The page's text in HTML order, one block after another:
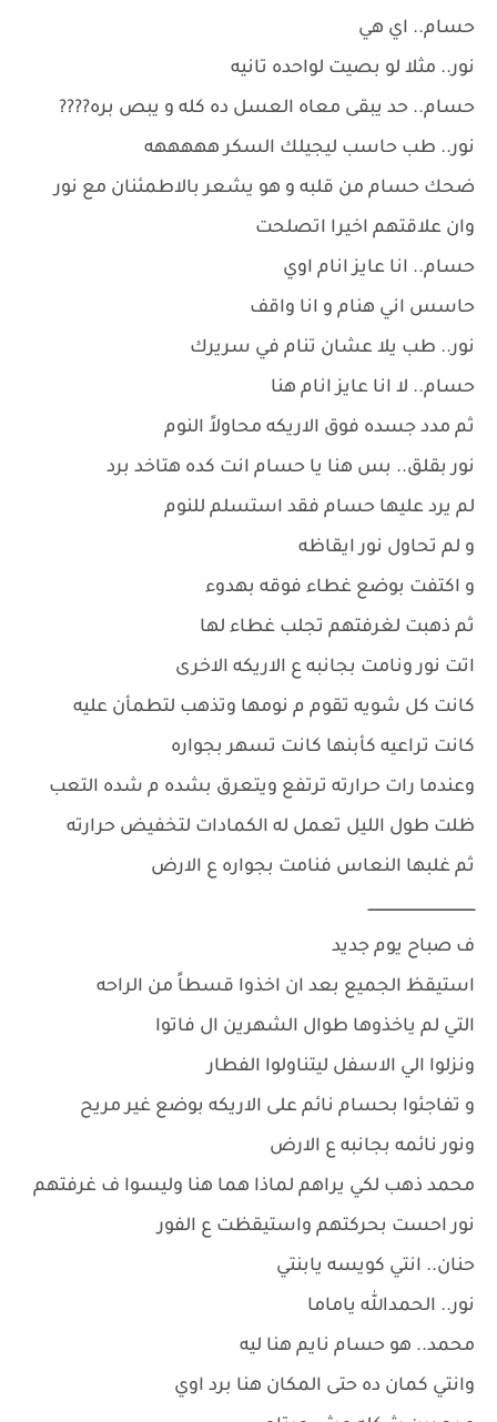
حسام.. اي هي
نور.. مثلا لو بصيت لواحده تانيه
حسام.. حد يبقى معاه العسل ده كله و يبص بره????
نور.. طب حاسب ليجيلك السكر هههههه
ضحك حسام من قلبه و هو يشعر بالاطمئنان مع نور
وان علاقتهم اخيرا اتصلحت
حسام.. انا عايز انام اوي
حاسس اني هنام و انا واقف
نور.. طب يلا عشان تنام في سريرك
حسام.. لا انا عايز انام هنا
ثم مدد جسده فوق الاريكه محاولاً النوم
نور بقلق.. بس هنا يا حسام انت كده هتاخد برد
لم يرد عليها حسام فقد استسلم للنوم
و لم تحاول نور ايقاظه
و اكتفت بوضع غطاء فوقه بهدوء
ثم ذهبت لغرفتهم تجلب غطاء لها
اتت نور ونامت بجانبه ع الاريكه الاخرى
كانت كل شويه تقوم م نومها وتذهب لتطمأن عليه
كانت تراعيه كأبنها كانت تسهر بجواره
وعندما رات حرارته ترتفع ويتعرق بشده م شده التعب
ظلت طول الليل تعمل له الكمادات لتخفيض حرارته
ثم غلبها النعاس فنامت بجواره ع الارض
ــــــــــــــــــــــــــــــــــــــــــــــــ
ف صباح يوم جديد
استيقظ الجميع بعد ان اخذوا قسطاً من الراحه
التي لم ياخذوها طوال الشهرين ال فاتوا
ونزلوا الي الاسفل ليتناولوا الفطار
و تفاجئوا بحسام نائم على الاريكه بوضع غير مريح
ونور نائمه بجانبه ع الارض
محمد ذهب لكي يراهم لماذا هما هنا وليسوا ف غرفتهم
نور احست بحركتهم واستيقظت ع الفور
حنان.. انتي كويسه يابنتي
نور.. الحمدالله ياماما
محمد.. هو حسام نايم هنا ليه
وانتي كمان ده حتى المكان هنا برد اوي